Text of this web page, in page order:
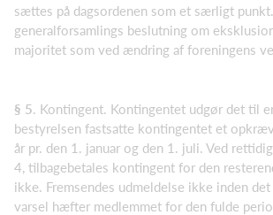
sættes på dagsordenen som et særligt
generalforsamlings beslutning om
majoritet som ved ændring af foreningens
§ 5. Kontingent. Kontingentet udgør det til
bestyrelsen fastsatte kontingentet et
år pr. den 1. januar og den 1. juli. Ved
4, tilbagebetales kontingent for den
ikke. Fremsendes udmeldelse ikke inden
varsel hæfter medlemmet for den fulde